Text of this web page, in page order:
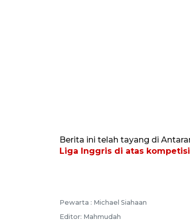
Berita ini telah tayang di
Liga Inggris di atas
Pewarta : Michael Siahaan
Editor: Mahmudah